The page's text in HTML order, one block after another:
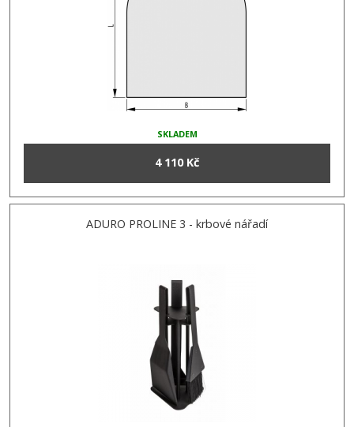
SKLADEM
4 110 Kč
ADURO PROLINE 3 - krbové nářadí